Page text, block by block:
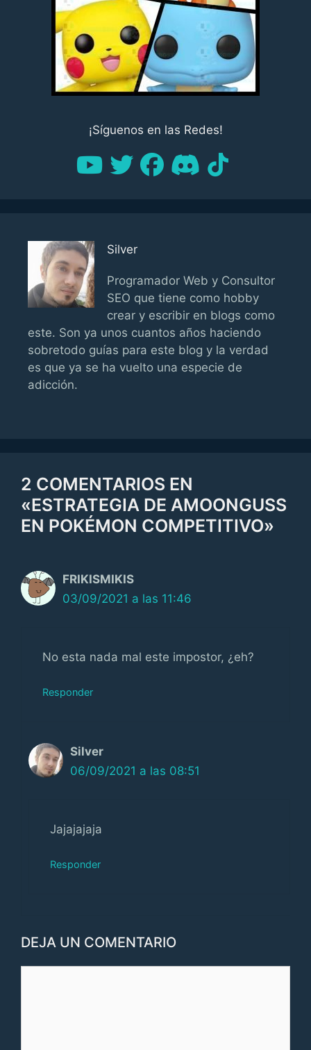
¡Síguenos en las Redes!
Silver
Programador Web y Consultor
SEO que tiene como hobby
crear y escribir en blogs como
este. Son ya unos cuantos años haciendo
sobretodo guías para este blog y la verdad
es que ya se ha vuelto una especie de
adicción.
2 COMENTARIOS EN
«ESTRATEGIA DE AMOONGUSS
EN POKÉMON COMPETITIVO»
FRIKISMIKIS
03/09/2021 a las 11:46
No esta nada mal este impostor, ¿eh?
Responder
Silver
06/09/2021 a las 08:51
Jajajajaja
Responder
DEJA UN COMENTARIO